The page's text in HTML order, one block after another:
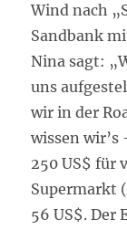
Wind nach
Sandbank
Nina sagt:
uns
wir in der
wissen wir’s
250 US$ für
Supermarkt
56 US$. Der